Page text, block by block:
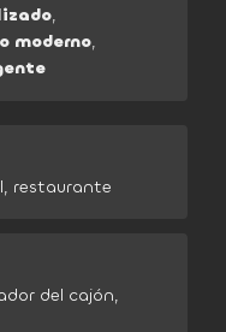
,
moderno,
restaurante
del cajón,